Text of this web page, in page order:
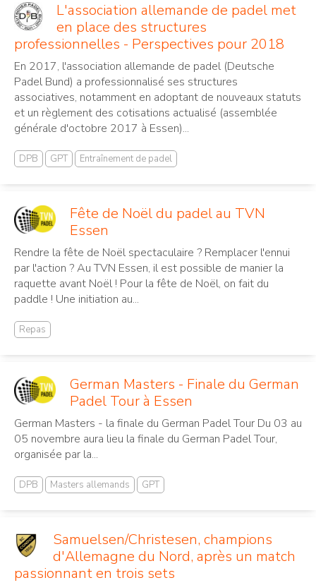
L'association allemande de padel met
en place des structures
professionnelles - Perspectives pour 2018
En 2017, l'association allemande de padel (Deutsche
Padel Bund) a professionnalisé ses structures
associatives, notamment en adoptant de nouveaux statuts
et un règlement des cotisations actualisé (assemblée
générale d'octobre 2017 à Essen)...
DPB GPT Entraînement de padel
Fête de Noël du padel au TVN
Essen
Rendre la fête de Noël spectaculaire ? Remplacer l'ennui
par l'action ? Au TVN Essen, il est possible de manier la
raquette avant Noël ! Pour la fête de Noël, on fait du
paddle ! Une initiation au...
Repas
German Masters - Finale du German
Padel Tour à Essen
German Masters - la finale du German Padel Tour Du 03 au
05 novembre aura lieu la finale du German Padel Tour,
organisée par la...
DPB Masters allemands GPT
Samuelsen/Christesen, champions
d'Allemagne du Nord, après un match
passionnant en trois sets